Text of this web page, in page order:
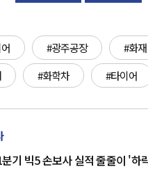
#광주공장 #화재
#화학차 #타이어
기 빅5 손보사 실적 줄줄이 '